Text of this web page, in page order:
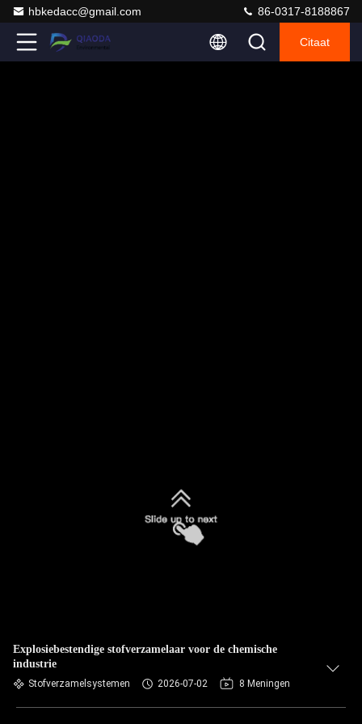
hbkedacc@gmail.com 86-0317-8188867
Citaat
Explosiebestendige stofverzamelaar voor de chemische
industrie
Stofverzamelsystemen 2026-07-02 8 Meningen